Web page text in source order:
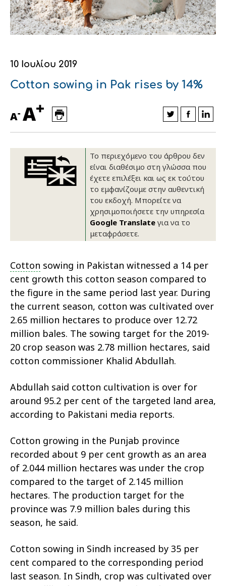
Οικονομικά στοιχεία
Εταιρική δομή
Καινοτομία
Εκδηλώσεις
Επικοινωνία
Πως θα μας βρείτε
ΑΚΟΛΟΥΘΗΣΤΕ ΜΑΣ
Εξαγωγές
Συνέδρια
Πως θα μας βρείτε
ΑΚΟΛΟΥΘΗΣΤΕ ΜΑΣ
Ευφυής γεωργία
Συμβουλευτική στο χωράφι
Εκκόκκιση για λογαριασμό του
παραγωγού
Ιατρικές υπηρεσίες
Πως θα μας βρείτε
ΑΚΟΛΟΥΘΗΣΤΕ ΜΑΣ
Αλυσίδα βάμβακος
Πως θα μας βρείτε
ΑΚΟΛΟΥΘΗΣΤΕ ΜΑΣ
Κλωστοϋφαντουργία - Ένδυση
Εταιρικά νέα
Πως θα μας βρείτε
ΑΚΟΛΟΥΘΗΣΤΕ ΜΑΣ
Πως θα μας βρείτε
ΑΚΟΛΟΥΘΗΣΤΕ ΜΑΣ
10 Ιουλίου 2019
Cotton sowing in Pak rises by 14%
A- A+
Το περιεχόμενο του άρθρου δεν
είναι διαθέσιμο στη γλώσσα που
έχετε επιλέξει και ως εκ τούτου
το εμφανίζουμε στην αυθεντική
του εκδοχή. Μπορείτε να
χρησιμοποιήσετε την υπηρεσία
Google Translateγια να το
μεταφράσετε.
Cotton sowing in Pakistan witnessed a 14 per
cent growth this cotton season compared to
the figure in the same period last year. During
the current season, cotton was cultivated over
2.65 million hectares to produce over 12.72
million bales. The sowing target for the 2019-
20 crop season was 2.78 million hectares, said
cotton commissioner Khalid Abdullah.
Abdullah said cotton cultivation is over for
around 95.2 per cent of the targeted land area,
according to Pakistani media reports.
Cotton growing in the Punjab province
recorded about 9 per cent growth as an area
of 2.044 million hectares was under the crop
compared to the target of 2.145 million
hectares. The production target for the
province was 7.9 million bales during this
season, he said.
Cotton sowing in Sindh increased by 35 per
cent compared to the corresponding period
last season. In Sindh, crop was cultivated over